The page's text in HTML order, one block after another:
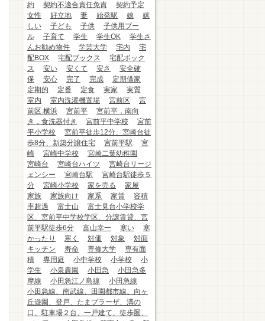
約
契約不適合責任免責
契約予定
女性
好立地 妻 始発駅 娘
嬉
しい
子ども 子供
子供用プー
ル
子育て 学生 学生OK
学生さ
んお勧め物件
学芸大学 宅内
宅
配BOX
宅配ブックス
宅配ボック
ス
安い 安くて 安さ
安全確
保
安心 完了 完成
定期借家
定期的
定番 定食 実家
実質
室内
室内洗濯機置場 宮前区
宮
前区.横浜
宮前平
宮前平，南向
き，食洗器付き
宮前平中学校
宮前
平小学校
宮前平徒歩12分、宮崎台徒
歩8分、新築分譲住宅
宮前平駅
宮
崎
宮崎中学校
宮崎二葉幼稚園
宮崎台
宮崎台ハイツ
宮崎台リージ
ェンシー
宮崎台駅
宮崎台駅徒歩５
分
宮崎小学校 家を売る
家屋
家族
家族向け 家系 家賃
容積
率超過
富士山
富士見台小学校学
区、宮前平中学校学区、分譲賃貸、宮
前平駅徒歩6分
富山幸一 寒い
寒
かったり
寒く 対価 対象
対面
キッチン
寿命 専修大学
専有面
積
専用庭 小中学校 小学校
小
学生
小泉農園 小田急
小田急多
摩線
小田急江ノ島線
小田急線
小田急線、南武線、田園都市線、向ヶ
丘遊園、登戸、たまプラーザ、溝の
口、駐車場２台、一戸建て、徒歩圏、